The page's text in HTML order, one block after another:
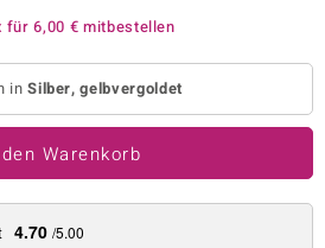
für6,00 € mitbestellen
inSilber, gelbvergoldet
Warenkorb
4.70 /5.00